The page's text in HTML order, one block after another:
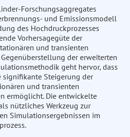
Forschungsaggregates
und Emissionsmodell
des Hochdruckprozesses
Vorhersagegüte der
und transienten
der erweiterten
geht hervor, dass
signifikante Steigerung der
und transienten
ermöglicht. Die entwickelte
nützliches Werkzeug zur
Simulationsergebnissen im